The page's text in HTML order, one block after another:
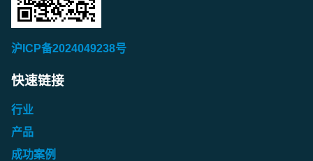
沪ICP备2024049238号
快速链接
行业
产品
成功案例